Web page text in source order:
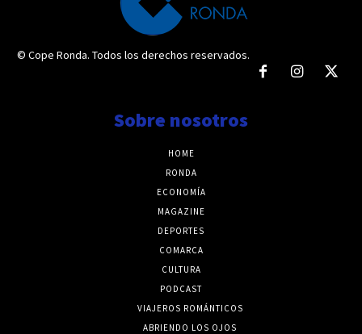
© Cope Ronda. Todos los derechos reservados.
Sobre nosotros
HOME
RONDA
ECONOMÍA
MAGAZINE
DEPORTES
COMARCA
CULTURA
PODCAST
VIAJEROS ROMÁNTICOS
ABRIENDO LOS OJOS